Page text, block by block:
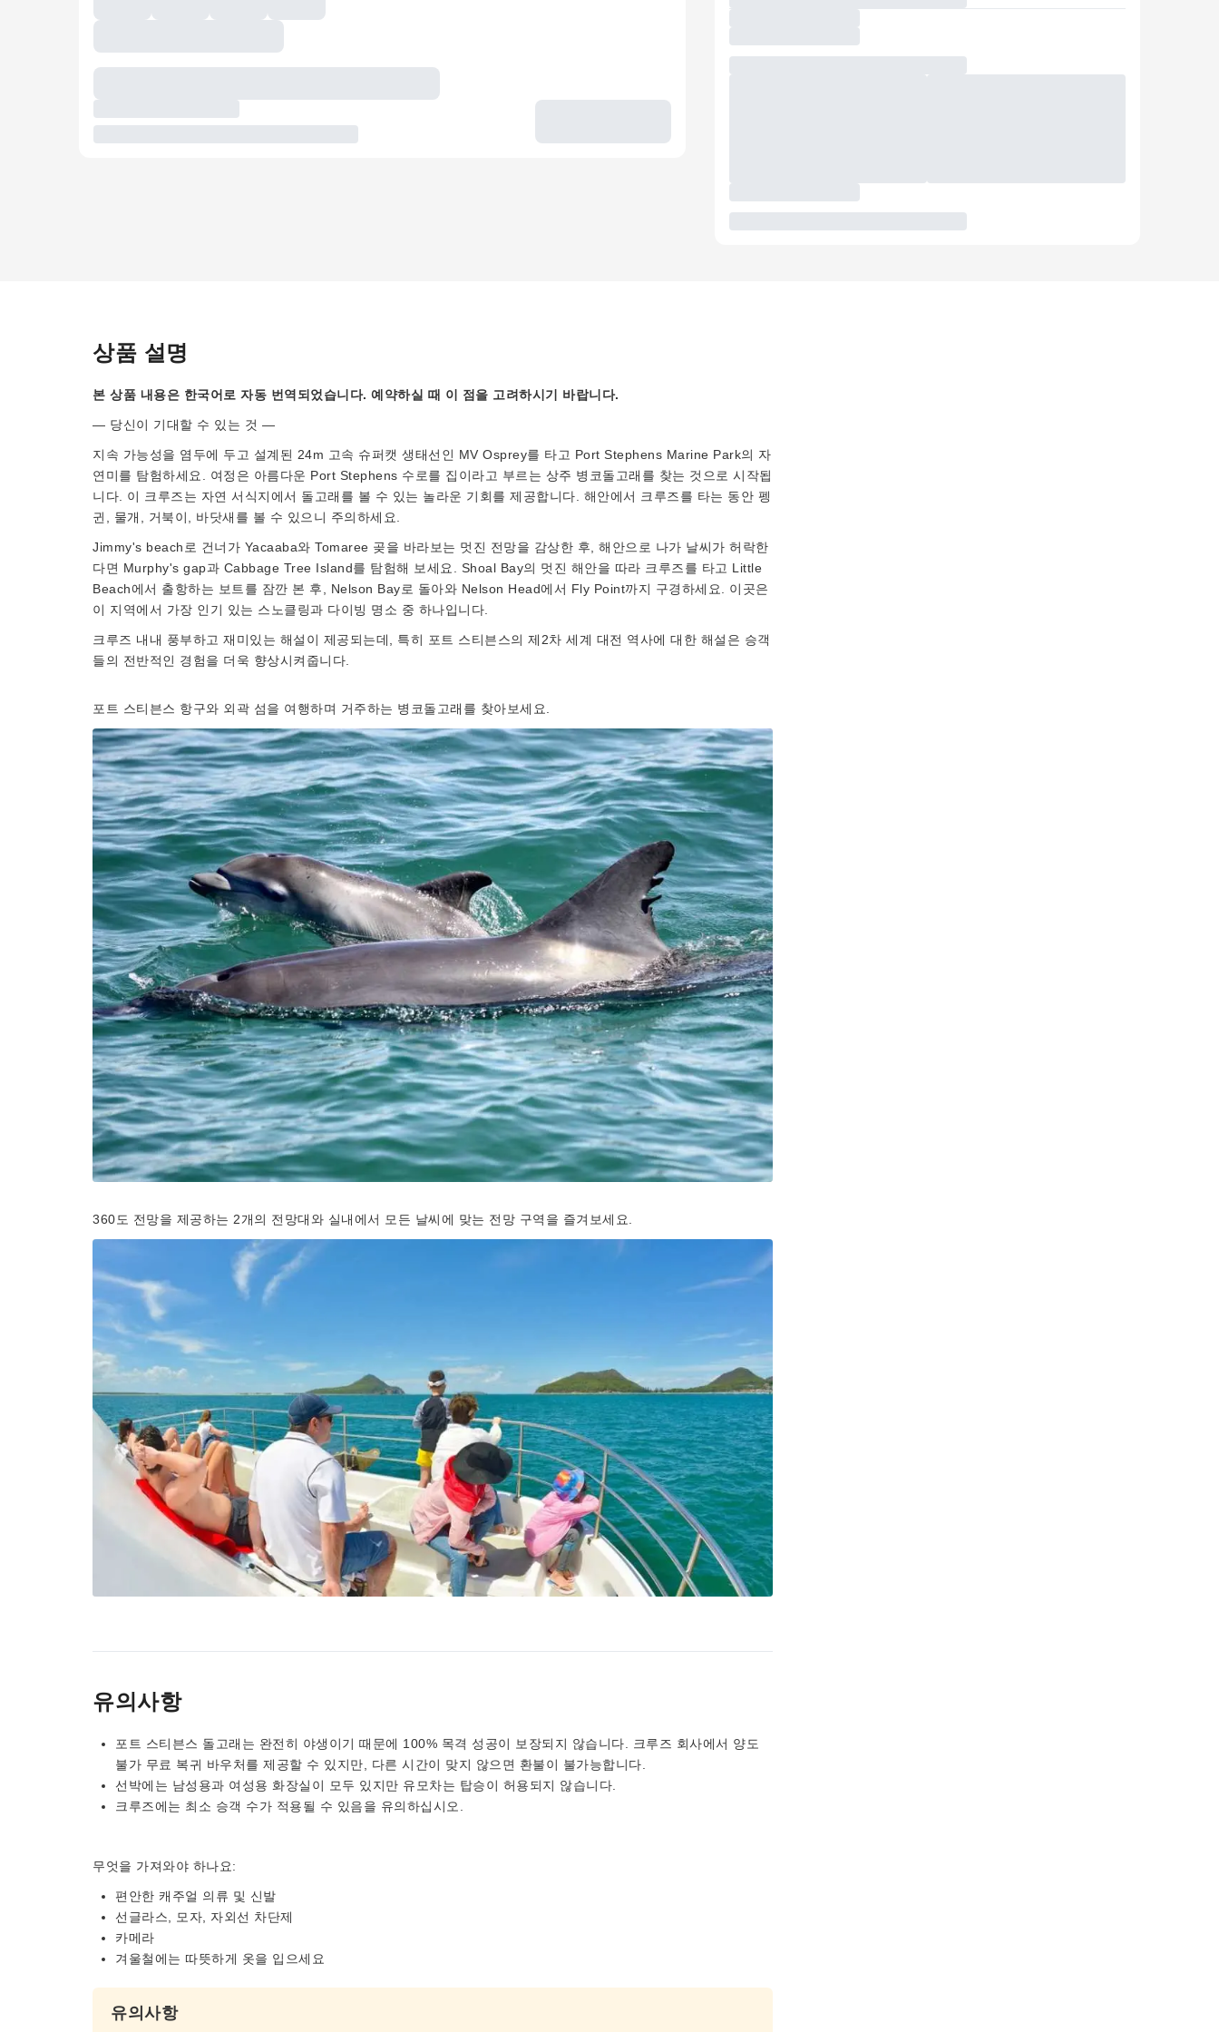
상품 설명
본 상품 내용은 한국어로 자동 번역되었습니다. 예약하실 때 이 점을 고려하시기 바랍니다.
— 당신이 기대할 수 있는 것 —
지속 가능성을 염두에 두고 설계된 24m 고속 슈퍼캣 생태선인 MV Osprey를 타고 Port Stephens Marine Park의 자
연미를 탐험하세요. 여정은 아름다운 Port Stephens 수로를 집이라고 부르는 상주 병코돌고래를 찾는 것으로 시작됩
니다. 이 크루즈는 자연 서식지에서 돌고래를 볼 수 있는 놀라운 기회를 제공합니다. 해안에서 크루즈를 타는 동안 펭
귄, 물개, 거북이, 바닷새를 볼 수 있으니 주의하세요.
Jimmy's beach로 건너가 Yacaaba와 Tomaree 곶을 바라보는 멋진 전망을 감상한 후, 해안으로 나가 날씨가 허락한
다면 Murphy's gap과 Cabbage Tree Island를 탐험해 보세요. Shoal Bay의 멋진 해안을 따라 크루즈를 타고 Little
Beach에서 출항하는 보트를 잠깐 본 후, Nelson Bay로 돌아와 Nelson Head에서 Fly Point까지 구경하세요. 이곳은
이 지역에서 가장 인기 있는 스노클링과 다이빙 명소 중 하나입니다.
크루즈 내내 풍부하고 재미있는 해설이 제공되는데, 특히 포트 스티븐스의 제2차 세계 대전 역사에 대한 해설은 승객
들의 전반적인 경험을 더욱 향상시켜줍니다.
포트 스티븐스 항구와 외곽 섬을 여행하며 거주하는 병코돌고래를 찾아보세요.
360도 전망을 제공하는 2개의 전망대와 실내에서 모든 날씨에 맞는 전망 구역을 즐겨보세요.
유의사항
포트 스티븐스 돌고래는 완전히 야생이기 때문에 100% 목격 성공이 보장되지 않습니다. 크루즈 회사에서 양도
불가 무료 복귀 바우처를 제공할 수 있지만, 다른 시간이 맞지 않으면 환불이 불가능합니다.
선박에는 남성용과 여성용 화장실이 모두 있지만 유모차는 탑승이 허용되지 않습니다.
크루즈에는 최소 승객 수가 적용될 수 있음을 유의하십시오.
무엇을 가져와야 하나요:
편안한 캐주얼 의류 및 신발
선글라스, 모자, 자외선 차단제
카메라
겨울철에는 따뜻하게 옷을 입으세요
유의사항